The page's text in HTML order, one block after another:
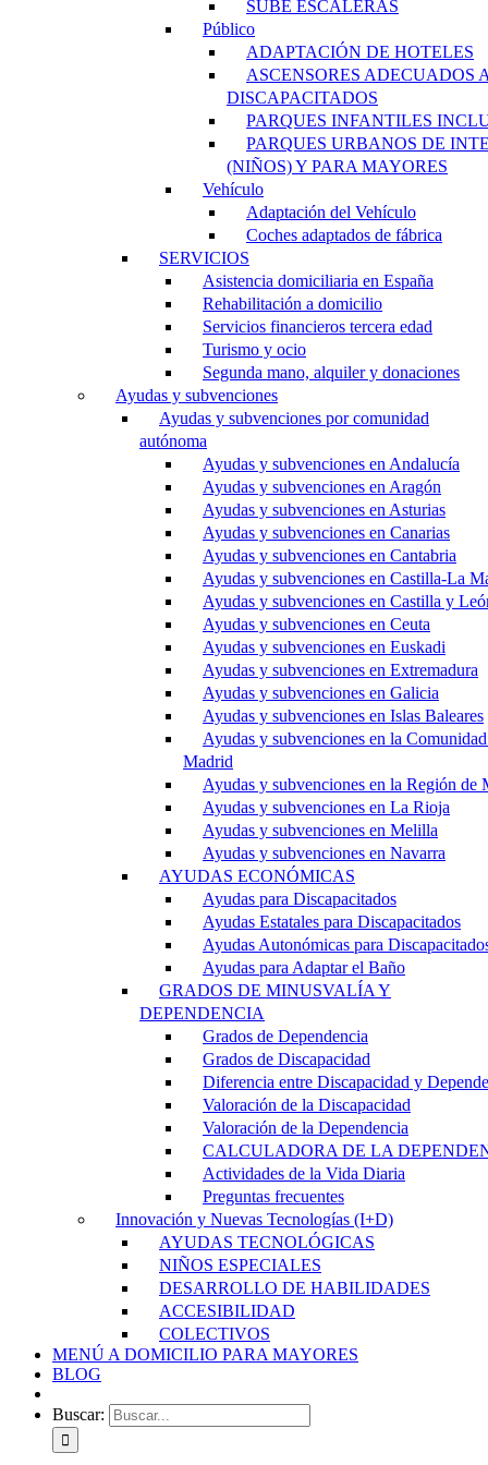
SUBE ESCALERAS
Público
ADAPTACIÓN DE HOTELES
ASCENSORES ADECUADOS A
DISCAPACITADOS
PARQUES INFANTILES
PARQUES URBANOS DE
(NIÑOS) Y PARA MAYORES
Vehículo
Adaptación del Vehículo
Coches adaptados de fábrica
SERVICIOS
Asistencia domiciliaria en España
Rehabilitación a domicilio
Servicios financieros tercera edad
Turismo y ocio
Segunda mano, alquiler y donaciones
Ayudas y subvenciones
Ayudas y subvenciones por comunidad
autónoma
Ayudas y subvenciones en Andalucía
Ayudas y subvenciones en Aragón
Ayudas y subvenciones en Asturias
Ayudas y subvenciones en Canarias
Ayudas y subvenciones en Cantabria
Ayudas y subvenciones en Castilla-La
Ayudas y subvenciones en Castilla y
Ayudas y subvenciones en Ceuta
Ayudas y subvenciones en Euskadi
Ayudas y subvenciones en Extremadura
Ayudas y subvenciones en Galicia
Ayudas y subvenciones en Islas Baleares
Ayudas y subvenciones en la
Madrid
Ayudas y subvenciones en la Región de
Ayudas y subvenciones en La Rioja
Ayudas y subvenciones en Melilla
Ayudas y subvenciones en Navarra
AYUDAS ECONÓMICAS
Ayudas para Discapacitados
Ayudas Estatales para Discapacitados
Ayudas Autonómicas para
Ayudas para Adaptar el Baño
GRADOS DE MINUSVALÍA Y
DEPENDENCIA
Grados de Dependencia
Grados de Discapacidad
Diferencia entre Discapacidad y
Valoración de la Discapacidad
Valoración de la Dependencia
CALCULADORA DE LA
Actividades de la Vida Diaria
Preguntas frecuentes
Innovación y Nuevas Tecnologías (I+D)
AYUDAS TECNOLÓGICAS
NIÑOS ESPECIALES
DESARROLLO DE HABILIDADES
ACCESIBILIDAD
COLECTIVOS
MENÚ A DOMICILIO PARA MAYORES
BLOG
Buscar: